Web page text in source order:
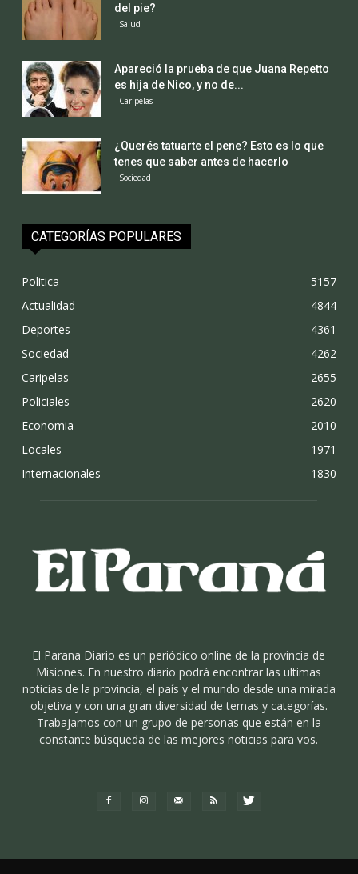
del pie?
Salud
Apareció la prueba de que Juana Repetto
es hija de Nico, y no de...
Caripelas
¿Querés tatuarte el pene? Esto es lo que
tenes que saber antes de hacerlo
Sociedad
CATEGORÍAS POPULARES
Politica
5157
Actualidad
4844
Deportes
4361
Sociedad
4262
Caripelas
2655
Policiales
2620
Economia
2010
Locales
1971
Internacionales
1830
El Parana Diario es un periódico online de la provincia de
Misiones. En nuestro diario podrá encontrar las ultimas
noticias de la provincia, el país y el mundo desde una mirada
objetiva y con una gran diversidad de temas y categorías.
Trabajamos con un grupo de personas que están en la
constante búsqueda de las mejores noticias para vos.